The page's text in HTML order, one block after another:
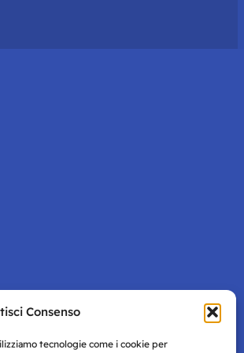
Consenso
tecnologie come i cookie per